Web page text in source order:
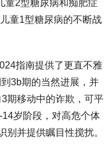
童2型糖尿病和痴肥症
童1型糖尿病的不断战
指南提供了更直不雅
3b期的当然进展，并
期移动中的诈欺，可平
岁阶段，对高危个体
别并提供瞩目性搅扰。